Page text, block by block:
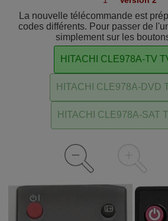
La nouvelle télécommande est
codes différents. Pour passer de
simplement sur les
HITACHI CLE978A-TV
HITACHI CLE978A-DVD
HITACHI CLE978A-SAT